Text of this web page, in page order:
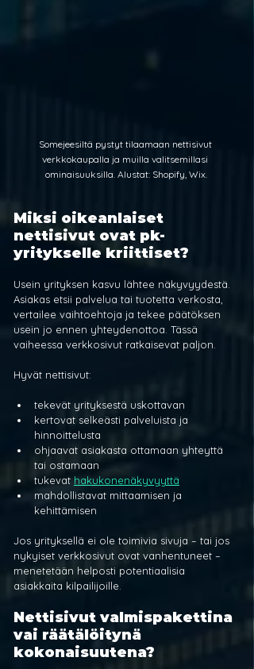
Somejeesiltä pystyt tilaamaan nettisivut
verkkokaupalla ja muilla valitsemillasi
ominaisuuksilla. Alustat: Shopify, Wix.
Miksi oikeanlaiset
nettisivut ovat pk-
yritykselle kriittiset?
Usein yrityksen kasvu lähtee näkyvyydestä.
Asiakas etsii palvelua tai tuotetta verkosta,
vertailee vaihtoehtoja ja tekee päätöksen
usein jo ennen yhteydenottoa. Tässä
vaiheessa verkkosivut ratkaisevat paljon.
Hyvät nettisivut:
tekevät yrityksestä uskottavan
kertovat selkeästi palveluista ja
hinnoittelusta
ohjaavat asiakasta ottamaan yhteyttä
tai ostamaan
tukevat hakukonenäkyvyyttä
mahdollistavat mittaamisen ja
kehittämisen
Jos yrityksellä ei ole toimivia sivuja – tai jos
nykyiset verkkosivut ovat vanhentuneet –
menetetään helposti potentiaalisia
asiakkaita kilpailijoille.
Nettisivut valmispakettina
vai räätälöitynä
kokonaisuutena?